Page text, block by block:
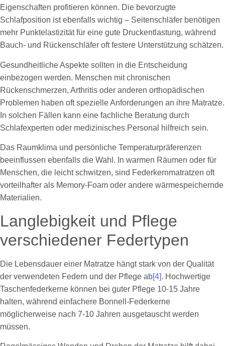
Eigenschaften profitieren können. Die bevorzugte
Schlafposition ist ebenfalls wichtig – Seitenschläfer benötigen
mehr Punktelastizität für eine gute Druckentlastung, während
Bauch- und Rückenschläfer oft festere Unterstützung schätzen.
Gesundheitliche Aspekte sollten in die Entscheidung
einbezogen werden. Menschen mit chronischen
Rückenschmerzen, Arthritis oder anderen orthopädischen
Problemen haben oft spezielle Anforderungen an ihre Matratze.
In solchen Fällen kann eine fachliche Beratung durch
Schlafexperten oder medizinisches Personal hilfreich sein.
Das Raumklima und persönliche Temperaturpräferenzen
beeinflussen ebenfalls die Wahl. In warmen Räumen oder für
Menschen, die leicht schwitzen, sind Federkernmatratzen oft
vorteilhafter als Memory-Foam oder andere wärmespeichernde
Materialien.
Langlebigkeit und Pflege
verschiedener Federtypen
Die Lebensdauer einer Matratze hängt stark von der Qualität
der verwendeten Federn und der Pflege ab[4]. Hochwertige
Taschenfederkerne können bei guter Pflege 10-15 Jahre
halten, während einfachere Bonnell-Federkerne
möglicherweise nach 7-10 Jahren ausgetauscht werden
müssen.